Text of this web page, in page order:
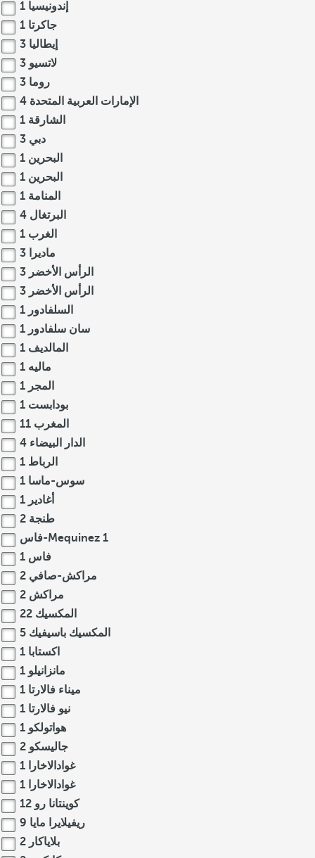
إندونيسيا 1
جاكرتا 1
إيطاليا 3
لاتسيو 3
روما 3
الإمارات العربية المتحدة 4
الشارقة 1
دبي 3
البحرين 1
البحرين 1
المنامة 1
البرتغال 4
الغرب 1
ماديرا 3
الرأس الأخضر 3
الرأس الأخضر 3
السلفادور 1
سان سلفادور 1
المالديف 1
ماليه 1
المجر 1
بودابست 1
المغرب 11
الدار البيضاء 4
الرباط 1
سوس-ماسا 1
أغادير 1
طنجة 2
فاس-Mequinez 1
فاس 1
مراكش-صافي 2
مراكش 2
المكسيك 22
المكسيك باسيفيك 5
اكستابا 1
مانزانيلو 1
ميناء فالارتا 1
نيو فالارتا 1
هواتولكو 1
جاليسكو 2
غوادالاخارا 1
غوادالاخارا 1
كوينتانا رو 12
ريفيلايرا مايا 9
بلاياكار 2